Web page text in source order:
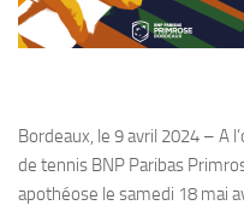
Bordeaux, le 9 avril 2024 – A
de tennis BNP Paribas
apothéose le samedi 18 mai